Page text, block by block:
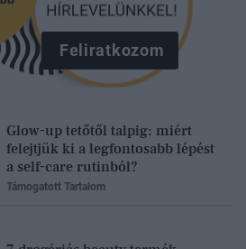
Feliratkozom
Glow-up tetőtől talpig: miért
felejtjük ki a legfontosabb lépést
a self-care rutinból?
Támogatott Tartalom